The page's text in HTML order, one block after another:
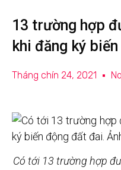
13 trường hợp
khi đăng ký
Tháng chín 24, 2021
Có tới 13 trường hợp